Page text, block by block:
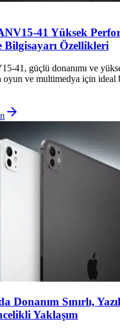
41 Yüksek
Bilgisayarı Özellikleri
41, güçlü donanımı ve
oyun ve multimedya için ideal
Donanım Sınırlı,
Yaklaşım